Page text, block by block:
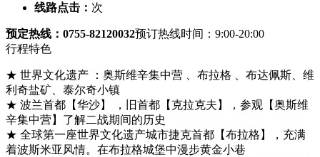
线路点击： 次
预定热线：0755-82120032预订热线时间：9:00-20:00
行程特色
★ 世界文化遗产 ：奥斯维辛集中营 、布拉格 、布达佩斯、维
利奇盐矿、泰尔奇小镇
★ 波兰首都【华沙】 ，旧首都【克拉克夫】，参观【奥斯维
辛集中营】了解二战期间的历史
★ 全球第一座世界文化遗产城市捷克首都【布拉格】，充满
着波斯米亚风情。在布拉格城堡中漫步黄金小巷